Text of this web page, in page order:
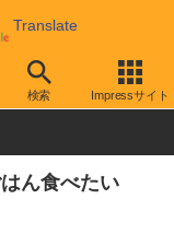
Translate
検索 Impressサイト
報 グルメ
ん食べたい